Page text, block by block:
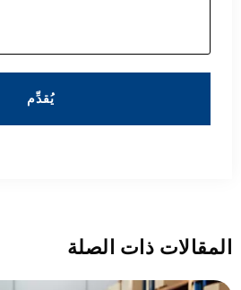
يُقدِّم
المقالات ذات الصلة